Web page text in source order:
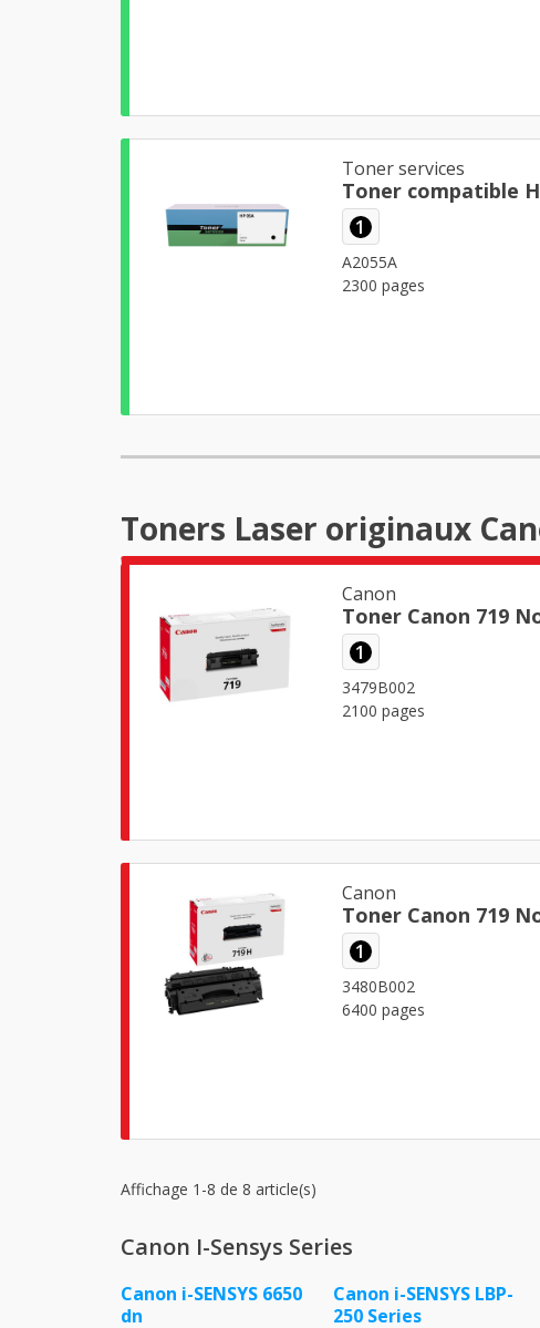
Toner services
Toner compatible
1
A2055A
2300 pages
Toners Laser originaux
Canon
Toner Canon 719
1
3479B002
2100 pages
Canon
Toner Canon 719
1
3480B002
6400 pages
Affichage 1-8 de 8 article(s)
Canon I-Sensys Series
Canon i-SENSYS 6650
dn
Canon i-SENSYS LBP-
250 Series